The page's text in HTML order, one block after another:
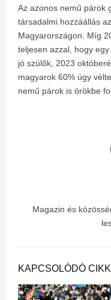
Az azonos nemű párok
társadalmi hozzáállás
Magyarországon. Míg
teljesen azzal, hogy
jó szülők, 2023
magyarok 60% úgy
nemű párok is örökbe
Magazin és
KAPCSOLÓDÓ